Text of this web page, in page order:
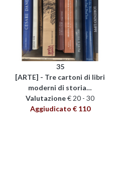
35
[ARTE] - Tre cartoni di libri
moderni di storia…
Valutazione€ 20 - 30
Aggiudicato € 110